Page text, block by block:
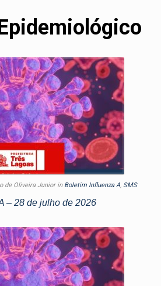
de Oliveira Junior in Boletim Influenza A, SMS
– 28 de julho de 2026